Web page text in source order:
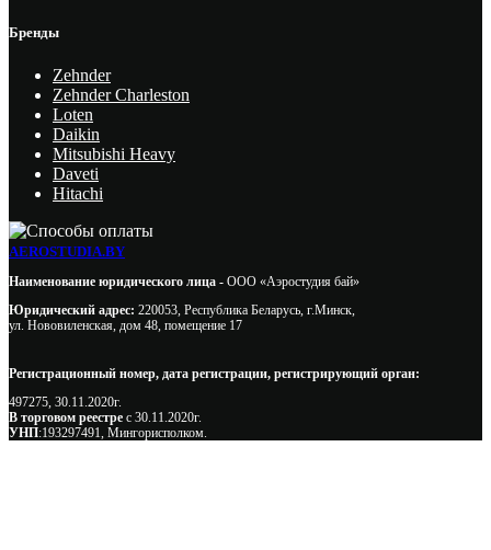
Бренды
Zehnder
Zehnder Charleston
Loten
Daikin
Mitsubishi Heavy
Daveti
Hitachi
AEROSTUDIA.BY
Наименование юридического лица - ООО «Аэростудия бай»
Юридический адрес: 220053, Республика Беларусь, г.Минск,
ул. Нововиленская, дом 48, помещение 17
Регистрационный номер, дата регистрации, регистрирующий орган:
497275, 30.11.2020г.
В торговом реестре с 30.11.2020г.
УНП:193297491, Мингорисполком.